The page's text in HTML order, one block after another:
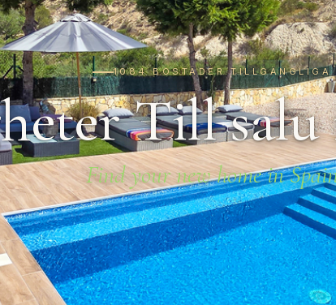
1084 BOSTÄDER TILLGÄNGLIGA
Till
Find your new home in